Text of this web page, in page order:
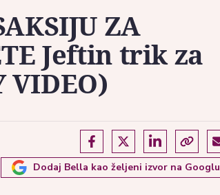
ZA
Jeftin trik za
Dodaj Bella kao željeni izvor na Googlu